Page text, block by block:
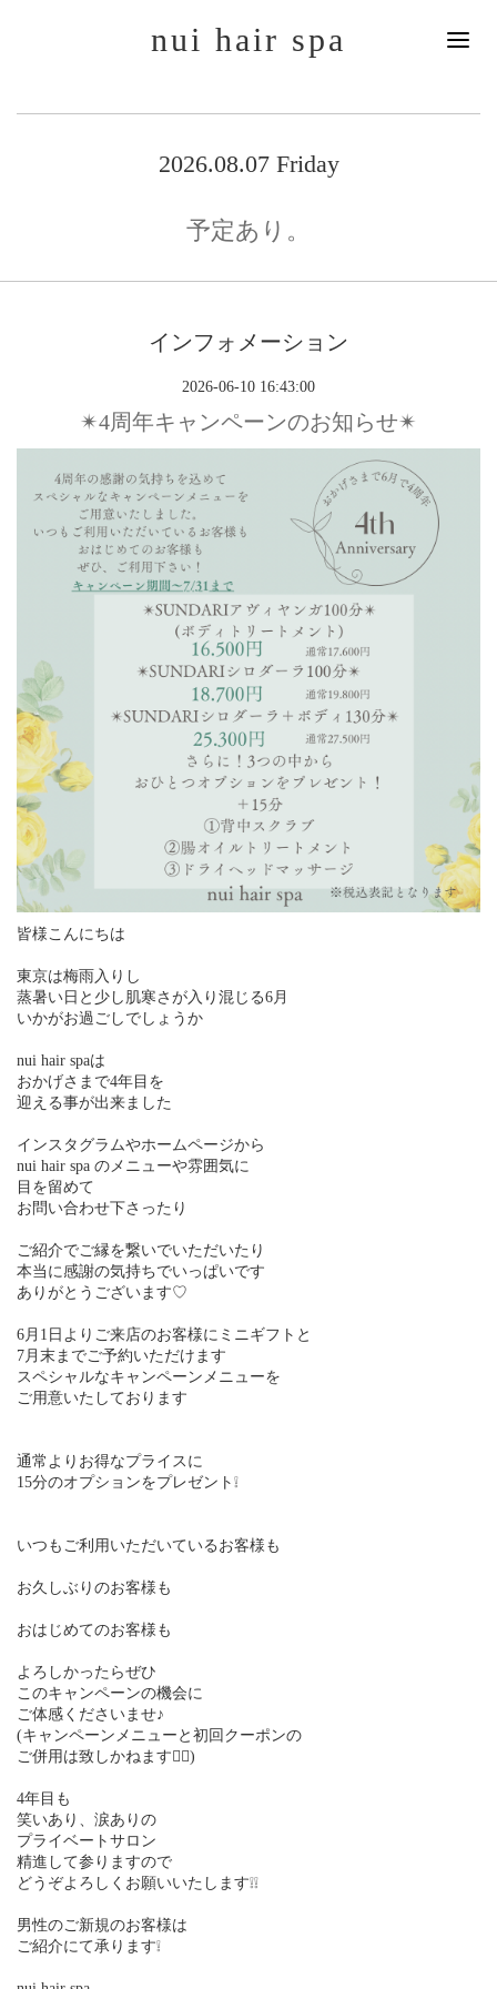
nui hair spa
2026.08.07 Friday
予定あり。
インフォメーション
2026-06-10 16:43:00
✴︎4周年キャンペーンのお知らせ✴︎
皆様こんにちは
東京は梅雨入りし
蒸暑い日と少し肌寒さが入り混じる6月
いかがお過ごしでしょうか
nui hair spaは
おかげさまで4年目を
迎える事が出来ました
インスタグラムやホームページから
nui hair spa のメニューや雰囲気に
目を留めて
お問い合わせ下さったり
ご紹介でご縁を繋いでいただいたり
本当に感謝の気持ちでいっぱいです
ありがとうございます♡
6月1日よりご来店のお客様にミニギフトと
7月末までご予約いただけます
スペシャルなキャンペーンメニューを
ご用意いたしております
通常よりお得なプライスに
15分のオプションをプレゼント❕
いつもご利用いただいているお客様も
お久しぶりのお客様も
おはじめてのお客様も
よろしかったらぜひ
このキャンペーンの機会に
ご体感くださいませ♪
(キャンペーンメニューと初回クーポンの
ご併用は致しかねます🙇‍♀️)
4年目も
笑いあり、涙ありの
プライベートサロン
精進して参りますので
どうぞよろしくお願いいたします❕❕
男性のご新規のお客様は
ご紹介にて承ります❕